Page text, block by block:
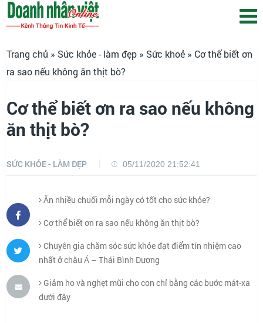
Trang chủ » Sức khỏe - làm đẹp » Sức khoẻ » Cơ thể biết ơn
ra sao nếu không ăn thịt bò?
Cơ thể biết ơn ra sao nếu không
ăn thịt bò?
SỨC KHỎE - LÀM ĐẸP 05/11/2020 21:52:41
Ăn nhiều chuối mỗi ngày có tốt cho sức khỏe?
Cơ thể biết ơn ra sao nếu không ăn thịt bò?
Chuyên gia chăm sóc sức khỏe đạt điểm tín nhiệm cao
nhất ở châu Á – Thái Bình Dương
Giảm ho và nghẹt mũi cho con chỉ bằng các bước mát-xa
dưới đây